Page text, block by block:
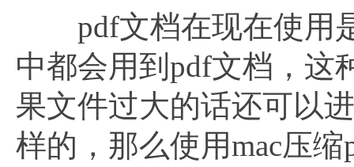
pdf文档在现在使用是
中都会用到pdf文档，这
果文件过大的话还可以
样的，那么使用mac压